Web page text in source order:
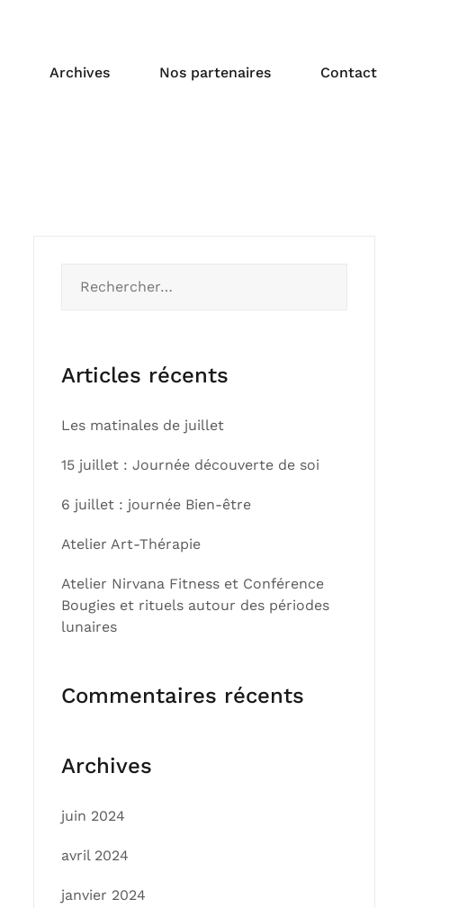
Archives Nos partenaires Contact
Articles récents
Les matinales de juillet
15 juillet : Journée découverte de soi
6 juillet : journée Bien-être
Atelier Art-Thérapie
Atelier Nirvana Fitness et Conférence
Bougies et rituels autour des périodes
lunaires
Commentaires récents
Archives
juin 2024
avril 2024
janvier 2024